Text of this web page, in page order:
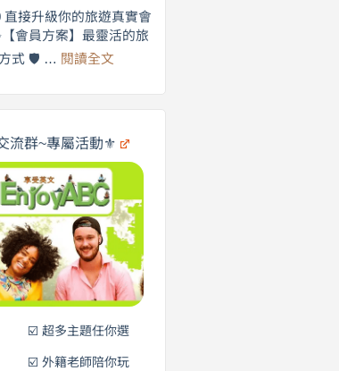
更
自
在
✨
劍
橋
×
享
英
旅
遊
口
說
營
直接升級你的旅遊真實會
會員方案】最靈活的旅
式 🛡️ … 閱讀全文
商
劍
×
EnjoyABC
0
元
開
始
說
英
語！
流群~專屬活動⚜️
☑️ 超多主題任你選
☑️ 外籍老師陪你玩